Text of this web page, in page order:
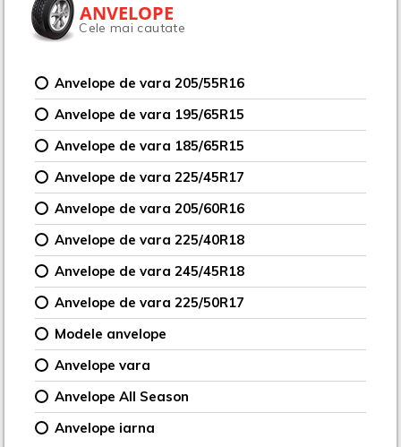
ANVELOPE
Cele mai cautate
Anvelope de vara 205/55R16
Anvelope de vara 195/65R15
Anvelope de vara 185/65R15
Anvelope de vara 225/45R17
Anvelope de vara 205/60R16
Anvelope de vara 225/40R18
Anvelope de vara 245/45R18
Anvelope de vara 225/50R17
Modele anvelope
Anvelope vara
Anvelope All Season
Anvelope iarna